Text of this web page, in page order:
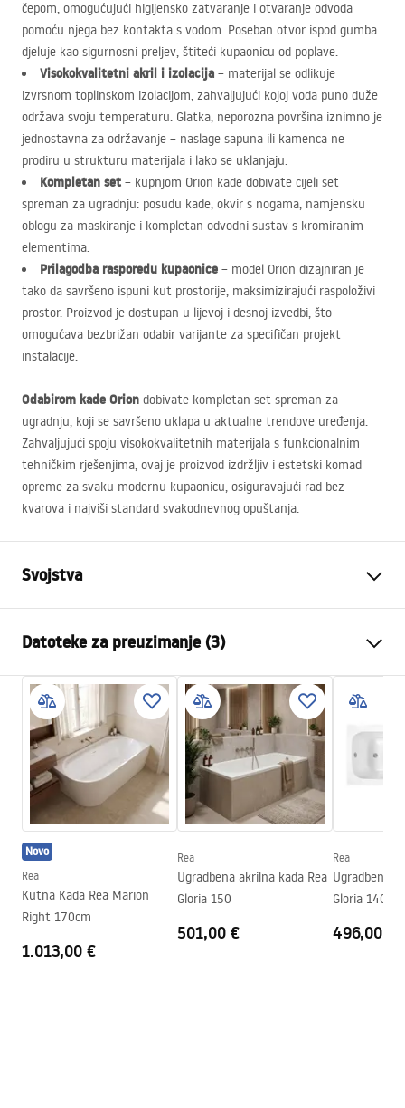
čepom, omogućujući higijensko zatvaranje i otvaranje odvoda
pomoću njega bez kontakta s vodom. Poseban otvor ispod gumba
djeluje kao sigurnosni preljev, štiteći kupaonicu od poplave.
Visokokvalitetni akril i izolacija – materijal se odlikuje
izvrsnom toplinskom izolacijom, zahvaljujući kojoj voda puno duže
održava svoju temperaturu. Glatka, neporozna površina iznimno je
jednostavna za održavanje – naslage sapuna ili kamenca ne
prodiru u strukturu materijala i lako se uklanjaju.
Kompletan set – kupnjom Orion kade dobivate cijeli set
spreman za ugradnju: posudu kade, okvir s nogama, namjensku
oblogu za maskiranje i kompletan odvodni sustav s kromiranim
elementima.
Prilagodba rasporedu kupaonice – model Orion dizajniran je
tako da savršeno ispuni kut prostorije, maksimizirajući raspoloživi
prostor. Proizvod je dostupan u lijevoj i desnoj izvedbi, što
omogućava bezbrižan odabir varijante za specifičan projekt
instalacije.
Odabirom kade Orion dobivate kompletan set spreman za
ugradnju, koji se savršeno uklapa u aktualne trendove uređenja.
Zahvaljujući spoju visokokvalitetnih materijala s funkcionalnim
tehničkim rješenjima, ovaj je proizvod izdržljiv i estetski komad
opreme za svaku modernu kupaonicu, osiguravajući rad bez
kvarova i najviši standard svakodnevnog opuštanja.
Svojstva
Boja
Bijela
Materijal
Akril
Duljina
1695
Širina
750mm
Visina
560
mm
Strana ugradnje
Čep i sifon uključeni
Da
Jamstvo
Datoteke za preuzimanje (3)
Sigurnosne informacije
WARUNKI_BEZPIECZENSTWA_WANNY.pdf
Jamstveni uvjeti
Warranty_Terms_and_Conditions_Bathtubs.pdf
Orion_160_170.pdf
Novo
Rea
Kutna Kada Rea Marion
Right 170cm
1.013,00 €
Rea
Ugradbena akrilna kada Rea
Gloria 150
501,00 €
Rea
Ugradbena
Gloria 140
496,00 €